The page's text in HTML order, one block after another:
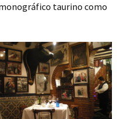
taurino como